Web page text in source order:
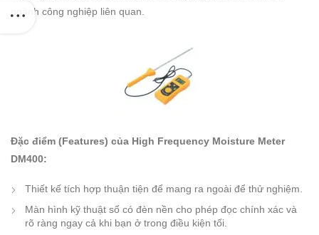
ngành công nghiệp liên quan.
Đặc điểm (Features) của High Frequency Moisture Meter
DM400:
Thiết kế tích hợp thuận tiện để mang ra ngoài để thử nghiệm.
Màn hình kỹ thuật số có đèn nền cho phép đọc chính xác và
rõ ràng ngay cả khi bạn ở trong điều kiện tối.